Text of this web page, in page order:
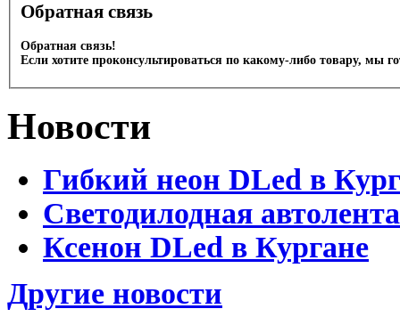
Обратная связь
Обратная связь!
Если хотите проконсультироваться по какому-либо товару, мы
Новости
Гибкий неон DLed в
Светодилодная
Ксенон DLed в Кургане
Другие новости